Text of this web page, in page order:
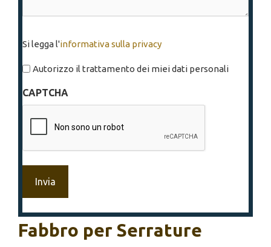
legga
l'informativa
privacy
Si legga l'informativa sulla privacy
Autorizzo il trattamento dei miei dati personali
CAPTCHA
Fabbro per Serrature